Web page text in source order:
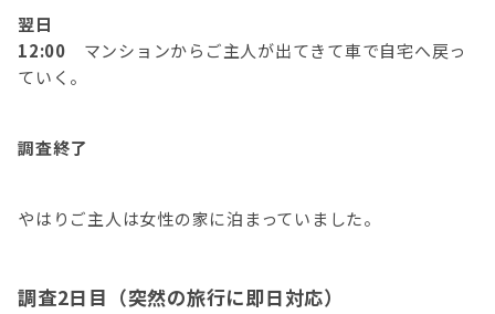
翌日
12:00 マンションからご主人が出てきて車で自宅へ戻っ
ていく。
調査終了
やはりご主人は女性の家に泊まっていました。
調査2日目（突然の旅行に即日対応）